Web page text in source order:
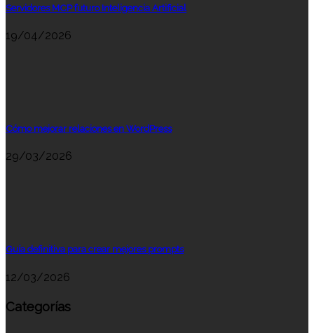
Servidores MCP futuro Inteligencia Artificial
19/04/2026
Cómo mejorar relaciones en WordPress
29/03/2026
Guía definitiva para crear mejores prompts
12/03/2026
Categorías